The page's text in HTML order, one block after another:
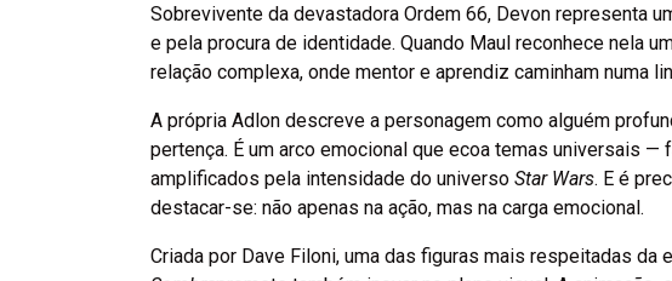
Sobrevivente da devastadora Ordem 66, Devon representa
e pela procura de identidade. Quando Maul reconhece nela
relação complexa, onde mentor e aprendiz caminham numa
A própria Adlon descreve a personagem como alguém
pertença. É um arco emocional que ecoa temas universais
amplificados pela intensidade do universo Star Wars. E é
destacar-se: não apenas na ação, mas na carga emocional.
Criada por Dave Filoni, uma das figuras mais respeitadas da